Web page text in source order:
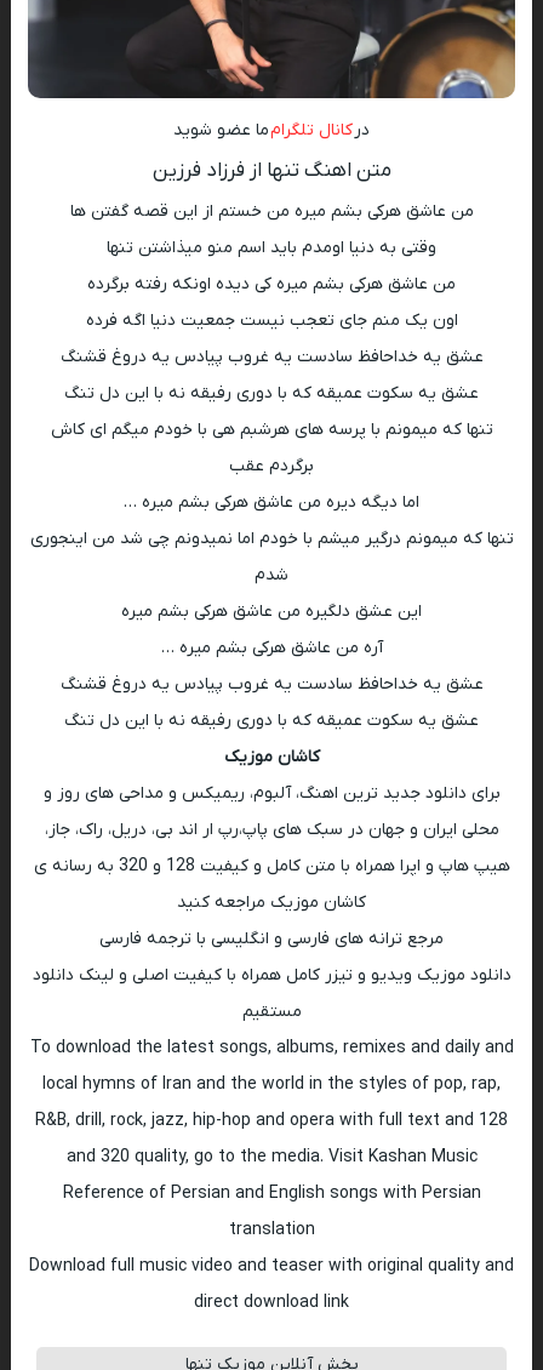
در کانال تلگرامما عضو شوید
متن اهنگ تنها از فرزاد فرزین
من عاشق هرکی بشم میره من خستم از این قصه گفتن ها
وقتی به دنیا اومدم باید اسم منو میذاشتن تنها
من عاشق هرکی بشم میره کی دیده اونکه رفته برگرده
اون یک منم جای تعجب نیست جمعیت دنیا اگه فرده
عشق یه خداحافظ سادست یه غروب پیادس یه دروغ قشنگ
عشق یه سکوت عمیقه که با دوری رفیقه نه با این دل تنگ
تنها که میمونم با پرسه های هرشبم هی با خودم میگم ای کاش
برگردم عقب
اما دیگه دیره من عاشق هرکی بشم میره …
تنها که میمونم درگیر میشم با خودم اما نمیدونم چی شد من اینجوری
شدم
این عشق دلگیره من عاشق هرکی بشم میره
آره من عاشق هرکی بشم میره …
عشق یه خداحافظ سادست یه غروب پیادس یه دروغ قشنگ
عشق یه سکوت عمیقه که با دوری رفیقه نه با این دل تنگ
کاشان موزیک
برای دانلود جدید ترین اهنگ، آلبوم، ریمیکس و مداحی های روز و
محلی ایران و جهان در سبک های پاپ،رپ ار اند بی، دریل، راک، جاز،
هیپ هاپ و اپرا همراه با متن کامل و کیفیت 128 و 320 به رسانه ی
کاشان موزیک مراجعه کنید
مرجع ترانه های فارسی و انگلیسی با ترجمه فارسی
دانلود موزیک ویدیو و تیزر کامل همراه با کیفیت اصلی و لینک دانلود
مستقیم
To download the latest songs, albums, remixes and daily and
local hymns of Iran and the world in the styles of pop, rap,
R&B, drill, rock, jazz, hip-hop and opera with full text and 128
and 320 quality, go to the media. Visit Kashan Music
Reference of Persian and English songs with Persian
translation
Download full music video and teaser with original quality and
direct download link
پخش آنلاین موزیک تنها